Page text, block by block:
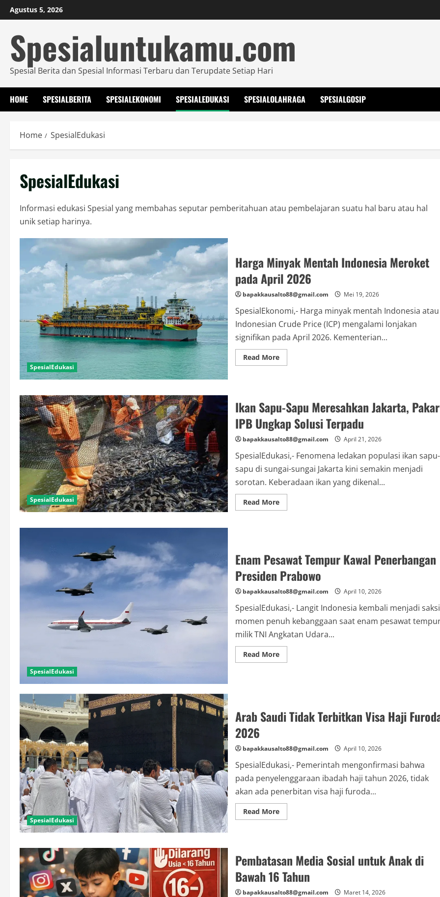
Skip
to
content
Agustus 5, 2026
Spesialuntukamu.com
Spesial Berita dan Spesial Informasi Terbaru dan Terupdate Setiap Hari
HOME SPESIALBERITA SPESIALEKONOMI SPESIALEDUKASI SPESIALOLAHRAGA SPESIALGOSIP
Home SpesialEdukasi
SpesialEdukasi
Informasi edukasi Spesial yang membahas seputar pemberitahuan atau pembelajaran suatu hal baru atau hal
unik setiap harinya.
SpesialEdukasi
Harga Minyak Mentah Indonesia Meroket
pada April 2026
bapakkausalto88@gmail.com Mei 19, 2026
SpesialEkonomi,- Harga minyak mentah Indonesia atau
Indonesian Crude Price (ICP) mengalami lonjakan
signifikan pada April 2026. Kementerian...
Read MoreRead
more
Meroket
pada
April
2026
SpesialEdukasi
Ikan Sapu-Sapu Meresahkan Jakarta, Pakar
IPB Ungkap Solusi Terpadu
bapakkausalto88@gmail.com April 21, 2026
SpesialEdukasi,- Fenomena ledakan populasi ikan sapu-
sapu di sungai-sungai Jakarta kini semakin menjadi
sorotan. Keberadaan ikan yang dikenal...
Read MoreRead
more
Pakar
IPB
Ungkap
Solusi
Terpadu
SpesialEdukasi
Enam Pesawat Tempur Kawal Penerbangan
Presiden Prabowo
bapakkausalto88@gmail.com April 10, 2026
SpesialEdukasi,- Langit Indonesia kembali menjadi saksi
momen penuh kebanggaan saat enam pesawat
milik TNI Angkatan Udara...
Read MoreRead
more
Prabowo
SpesialEdukasi
Arab Saudi Tidak Terbitkan Visa Haji
2026
bapakkausalto88@gmail.com April 10, 2026
SpesialEdukasi,- Pemerintah mengonfirmasi bahwa
pada penyelenggaraan ibadah haji tahun 2026, tidak
akan ada penerbitan visa haji furoda...
Read MoreRead
more
Visa
Haji
Furoda
2026
Pembatasan Media Sosial untuk Anak di
Bawah 16 Tahun
bapakkausalto88@gmail.com Maret 14, 2026